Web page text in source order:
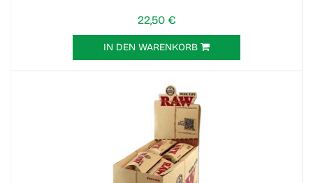
22,50 €
IN DEN WARENKORB